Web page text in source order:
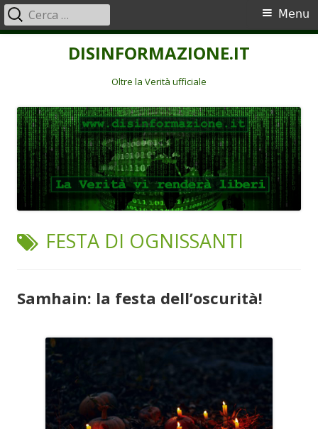
DISINFORMAZIONE.IT
Oltre la Verità ufficiale
Menu
principale
Menu
Ricerca
per:
TAG:
FESTA DI OGNISSANTI
Samhain: la festa dell’oscurità!